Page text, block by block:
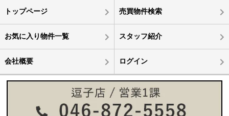
トップページ 売買物件検索
お気に入り物件一覧 スタッフ紹介
会社概要 ログイン